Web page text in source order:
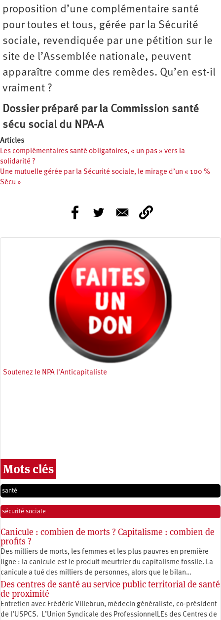
proposition d’une complémentaire santé
pour toutes et tous, gérée par la Sécurité
sociale, revendiquée par une pétition sur le
site de l’Assemblée nationale, peuvent
apparaître comme des remèdes. Qu’en est-il
vraiment ?
Dossier préparé par la Commission santé
sécu social du NPA-A
Articles
Les complémentaires santé obligatoires, « un pas » vers la
solidarité ?
Une mutuelle gérée par la Sécurité sociale, le mirage d’un « 100 %
Sécu »
Soutenez le NPA l'Anticapitaliste
Mots clés
santé
sécurité sociale
Canicule : combien de morts ? Capitalisme : combien de
profits ?
Des milliers de morts, les femmes et les plus pauvres en première
ligne : la canicule est le produit meurtrier du capitalisme fossile. La
canicule a tué des milliers de personnes, alors que le bilan…
Des centres de santé au service public territorial de santé
de proximité
Entretien avec Frédéric Villebrun, médecin généraliste, co-président
de l’USPCS. L’Union Syndicale des ProfessionnelLEs des Centres de